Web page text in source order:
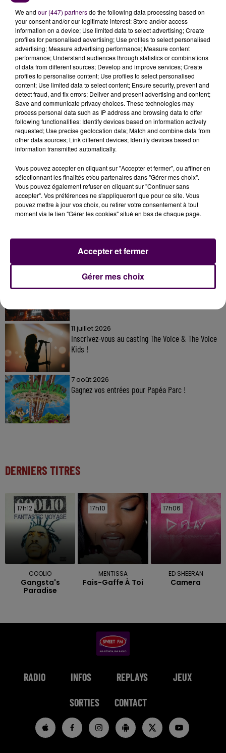
Les extérieurs ont été pris pour cible par
individus"selon le gérant du commerce, Jalal Larhrib,
qui confirme n'avoir pas pu compter sur son système
de surveillance, notamment son"alarme
périmétrique". Outre le nombre de malfaiteurs
impliqués, la captation vidéo permet néanmoins aussi
de situer le début du cambriolage vers 1h45 du matin.
"Le préjudice est très important"affirme le
propriétaire des lieux qui, via les réseaux sociaux, lance
un appel à toute personne ayant"une info"ou"vu
quelque chose".
7 août 2026
Gagnez vos pass pour le V and B Fest' 2026 !
11 juillet 2026
Inscrivez-vous au casting The Voice & The Voice
Kids !
7 août 2026
Gagnez vos entrées pour Papéa Parc !
DERNIERS TITRES
17h12
17h12
COOLIO
Gangsta's
Paradise
17h10
17h10
MENTISSA
Fais-Gaffe À Toi
17h06
17h06
ED SHEERAN
Camera
RADIO INFOS REPLAYS JEUX
SORTIES CONTACT
We and our (447) partnersdo the following data processing based on
your consent and/or our legitimate interest: Store and/or access
information on a device; Use limited data to select advertising; Create
profiles for personalised advertising; Use profiles to select personalised
advertising; Measure advertising performance; Measure content
performance; Understand audiences through statistics or combinations
of data from different sources; Develop and improve services; Create
profiles to personalise content; Use profiles to select personalised
content; Use limited data to select content; Ensure security, prevent and
detect fraud, and fix errors; Deliver and present advertising and content;
Save and communicate privacy choices. These technologies may
process personal data such as IP address and browsing data to offer
following functionalities: Identify devices based on information actively
requested; Use precise geolocation data; Match and combine data from
other data sources; Link different devices; Identify devices based on
information transmitted automatically.
Vous pouvez accepter en cliquant sur "Accepter et fermer", ou affiner en
sélectionnant les finalités et/ou partenaires dans "Gérer mes choix".
Vous pouvez également refuser en cliquant sur "Continuer sans
accepter". Vos préférences ne s'appliqueront que pour ce site. Vous
pouvez mettre à jour vos choix, ou retirer votre consentement à tout
moment via le lien "Gérer les cookies" situé en bas de chaque page.
Gérer mes choix
Accepter et fermer